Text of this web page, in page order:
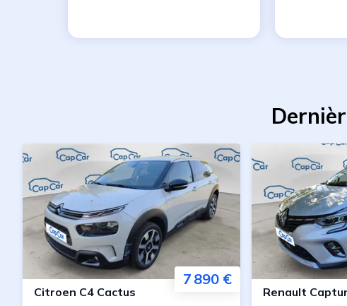
7 890 €
Citroen C4 Cactus Renault Captur